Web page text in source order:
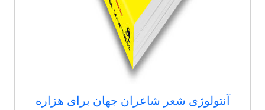
آنتولوژی شعر شاعران جهان برای هزاره